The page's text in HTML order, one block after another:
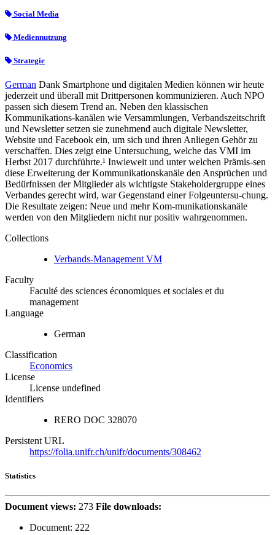
Social Media
Mediennutzung
Strategie
German Dank Smartphone und digitalen Medien können wir heute
jederzeit und überall mit Drittpersonen kommunizieren. Auch NPO
passen sich diesem Trend an. Neben den klassischen
Kommunikations-kanälen wie Versammlungen, Verbandszeitschrift
und Newsletter setzen sie zunehmend auch digitale Newsletter,
Website und Facebook ein, um sich und ihren Anliegen Gehör zu
verschaffen. Dies zeigt eine Untersuchung, welche das VMI im
Herbst 2017 durchführte.¹ Inwieweit und unter welchen Prämis-sen
diese Erweiterung der Kommunikationskanäle den Ansprüchen und
Bedürfnissen der Mitglieder als wichtigste Stakeholdergruppe eines
Verbandes gerecht wird, war Gegenstand einer Folgeuntersu-chung.
Die Resultate zeigen: Neue und mehr Kom-munikationskanäle
werden von den Mitgliedern nicht nur positiv wahrgenommen.
Collections
Verbands-Management VM
Faculty
Faculté des sciences économiques et sociales et du
management
Language
German
Classification
Economics
License
License undefined
Identifiers
RERO DOC 328070
Persistent URL
https://folia.unifr.ch/unifr/documents/308462
Statistics
Document views: 273 File downloads:
Document: 222